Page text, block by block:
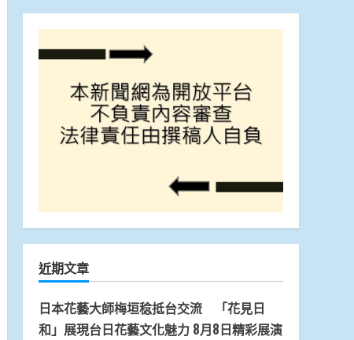
近期文章
日本花藝大師梅垣稔抵台交流 「花見日
和」展現台日花藝文化魅力 8月8日精彩展演